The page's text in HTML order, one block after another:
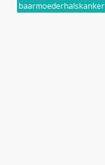
baarmoederhalskanker